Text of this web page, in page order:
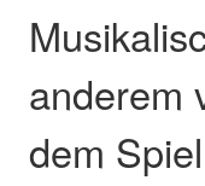
anderem
dem